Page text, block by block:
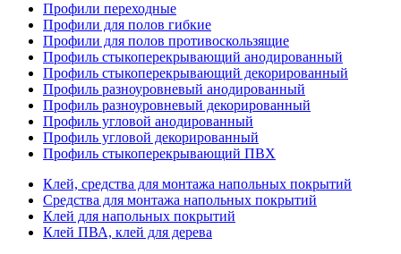
Профили переходные
Профили для полов гибкие
Профили для полов противоскользящие
Профиль стыкоперекрывающий анодированный
Профиль стыкоперекрывающий декорированный
Профиль разноуровневый анодированный
Профиль разноуровневый декорированный
Профиль угловой анодированный
Профиль угловой декорированный
Профиль стыкоперекрывающий ПВХ
Клей, средства для монтажа напольных покрытий
Средства для монтажа напольных покрытий
Клей для напольных покрытий
Клей ПВА, клей для дерева